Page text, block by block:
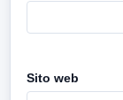
Sito web